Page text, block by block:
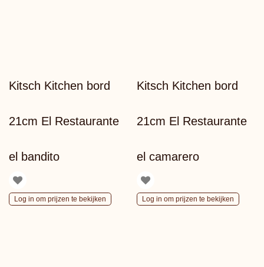
Kitsch Kitchen bord
21cm El Restaurante
el bandito
Log in om prijzen te bekijken
Kitsch Kitchen bord
21cm El Restaurante
el camarero
Log in om prijzen te bekijken